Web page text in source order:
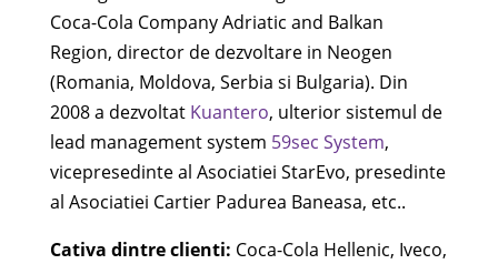
Coca-Cola Company Adriatic and Balkan
Region, director de dezvoltare in Neogen
(Romania, Moldova, Serbia si Bulgaria). Din
2008 a dezvoltat Kuantero, ulterior sistemul de
lead management system 59sec System,
vicepresedinte al Asociatiei StarEvo, presedinte
al Asociatiei Cartier Padurea Baneasa, etc..
Cativa dintre clienti: Coca-Cola Hellenic, Iveco,